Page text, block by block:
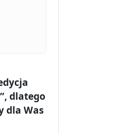
dlatego
dla Was